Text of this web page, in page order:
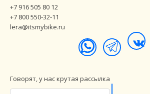
+7 916 505 80 12
+7 800 550-32-11
lera@itsmybike.ru
Говорят, у нас крутая рассылка